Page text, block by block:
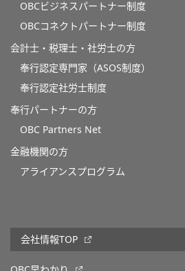
OBCビジネスパートナー制度
OBCコネクトパートナー制度
会計士・税理士・社労士の方
奉行認定専門家（ASOS制度）
奉行認定社労士制度
奉行パートナーの方
OBC Partners Net
金融機関の方
アライアンスプログラム
会社情報TOP